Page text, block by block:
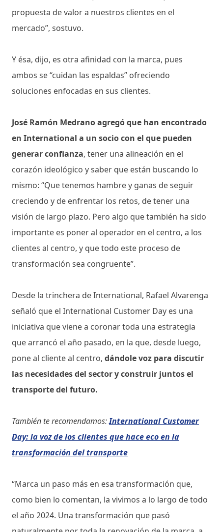
propuesta de valor a nuestros clientes en el
mercado”, sostuvo.
Y ésa, dijo, es otra afinidad con la marca, pues
ambos se “cuidan las espaldas” ofreciendo
soluciones enfocadas en sus clientes.
José Ramón Medrano agregó que han encontrado
en International a un socio con el que pueden
generar confianza, tener una alineación en el
corazón ideológico y saber que están buscando lo
mismo: “Que tenemos hambre y ganas de seguir
creciendo y de enfrentar los retos, de tener una
visión de largo plazo. Pero algo que también ha sido
importante es poner al operador en el centro, a los
clientes al centro, y que todo este proceso de
transformación sea congruente”.
Desde la trinchera de International, Rafael Alvarenga
señaló que el International Customer Day es una
iniciativa que viene a coronar toda una estrategia
que arrancó el año pasado, en la que, desde luego,
pone al cliente al centro, dándole voz para discutir
las necesidades del sector y construir juntos el
transporte del futuro.
También te recomendamos:International Customer
Day: la voz de los clientes que hace eco en la
transformación del transporte
“Marca un paso más en esa transformación que,
como bien lo comentan, la vivimos a lo largo de todo
el año 2024. Una transformación que pasó